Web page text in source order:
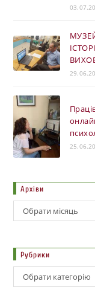
Архіви
Обрати місяць
Рубрики
Обрати категорію